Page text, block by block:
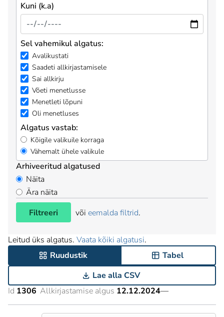
Kuni (k.a)
Sel vahemikul algatus:
Avalikustati
Saadeti allkirjastamisele
Sai allkirju
Võeti menetlusse
Menetleti lõpuni
Oli menetluses
Algatus vastab:
Kõigile valikuile korraga
Vähemalt ühele valikule
Arhiveeritud algatused
Näita
Ära näita
Filtreeri
või eemalda filtrid.
Leitud üks algatus. Vaata kõiki algatusi.
Ruudustik
Tabel
Lae alla CSV
Id 1306 Allkirjastamise algus 12.12.2024—